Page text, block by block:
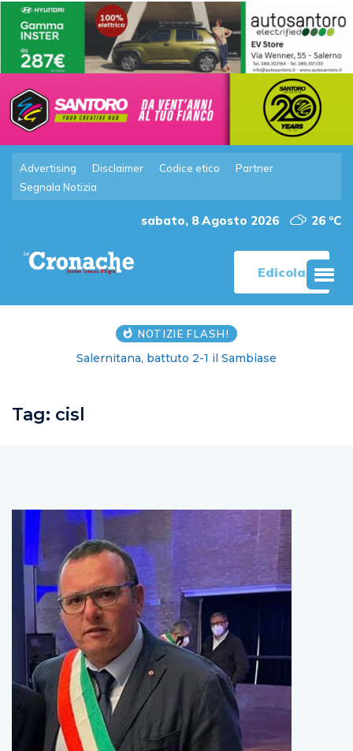
Advertising Disclaimer Codice etico
Partner
Segnala Notizia
sabato, 8 Agosto 2026 26 °C
Edicola
NOTIZIE FLASH!
Salernitana, battuto 2-1 il Sambiase
Tag: cisl